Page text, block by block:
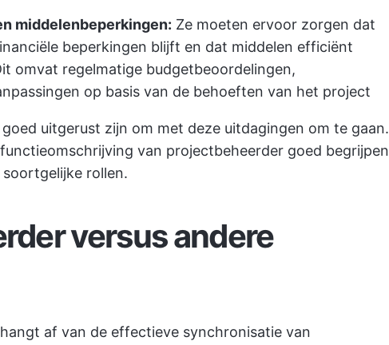
middelenbeperkingen: Ze moeten ervoor zorgen dat
beperkingen blijft en dat middelen efficiënt
omvat regelmatige budgetbeoordelingen,
op basis van de behoeften van het project
uitgerust zijn om met deze uitdagingen om te gaan.
van projectbeheerder goed begrijpen
rollen.
versus andere
af van de effectieve synchronisatie van